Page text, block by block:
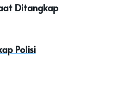
Ditangkap
Polisi